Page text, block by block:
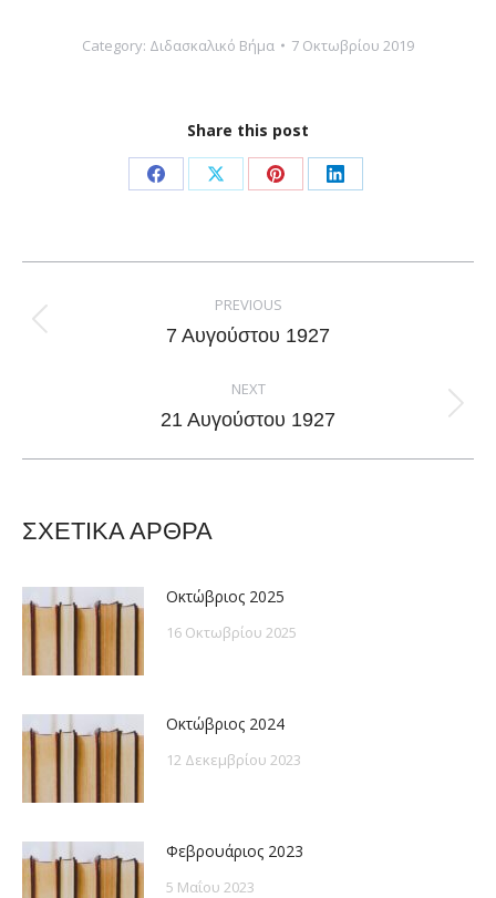
Category: Διδασκαλικό Βήμα 7 Οκτωβρίου 2019
Share this post
Share
Facebook
Share
X
Share
Pinterest
Share
LinkedIn
navigation
PREVIOUS
Previous
7 Αυγούστου 1927
NEXT
Next
21 Αυγούστου 1927
ΣΧΕΤΙΚΑ ΑΡΘΡΑ
Οκτώβριος 2025
16 Οκτωβρίου 2025
Οκτώβριος 2024
12 Δεκεμβρίου 2023
Φεβρουάριος 2023
5 Μαΐου 2023